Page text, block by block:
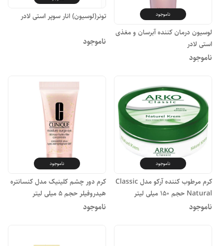
ناموجود
لوسیون درمان کننده آبرسان و مغذی
استی لادر
ناموجود
تونر(لوسیون) انار سوپر استی لادر
ناموجود
ناموجود
کرم مرطوب کننده آرکو مدل Classic
Natural حجم 150 میلی لیتر
ناموجود
ناموجود
کرم دور چشم کلینیک مدل کنسانتره
هیدروفیلر حجم 5 میلی لیتر
ناموجود